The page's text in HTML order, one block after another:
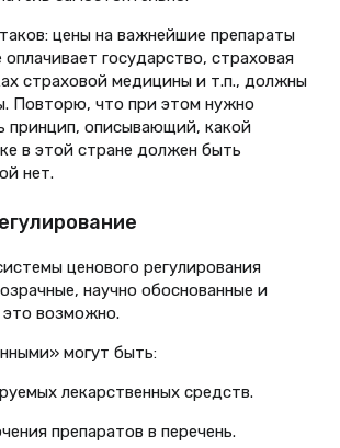
цены на важнейшие препараты
государство, страховая
страховой медицины и т.п., должны
Повторю, что при этом нужно
принцип, описывающий, какой
в этой стране должен быть
нет.
ценового регулирования
научно обоснованные и
это возможно.
могут быть:
лекарственных средств.
препаратов в перечень.